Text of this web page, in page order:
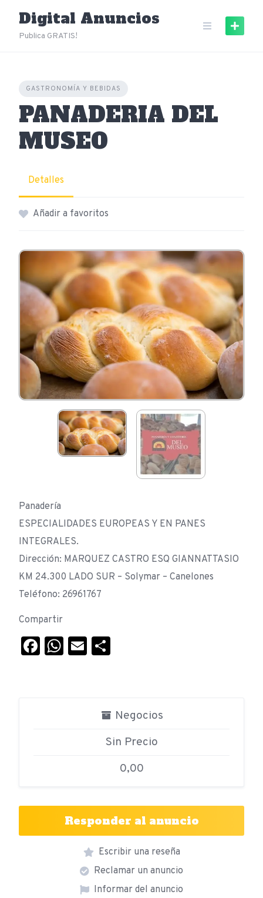
content
Digital Anuncios
Publica GRATIS!
GASTRONOMÍA Y BEBIDAS
PANADERIA DEL
MUSEO
Detalles
Añadir a favoritos
Panadería
ESPECIALIDADES EUROPEAS Y EN PANES
INTEGRALES.
Dirección: MARQUEZ CASTRO ESQ GIANNATTASIO
KM 24.300 LADO SUR – Solymar – Canelones
Teléfono: 26961767
Compartir
Facebook
WhatsApp
Email
Negocios
Sin Precio
0,00
Responder al anuncio
Escribir una reseña
Reclamar un anuncio
Informar del anuncio